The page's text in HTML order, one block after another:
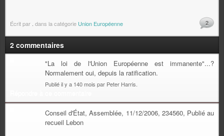
Écrit par dans la catégorie Union Européenne 2
2 commentaires
"La loi de l'Union Européenne est immanente"...?
Normalement oui, depuis la ratification.
Publié il y a 140 mois par Peter Harris.
Conseil d'État, Assemblée, 11/12/2006, 234560, Publié au
recueil Lebon